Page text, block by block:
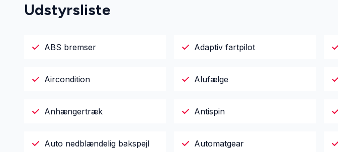
Udstyrsliste
ABS bremser Adaptiv fartpilot
Aircondition Alufælge
Anhængertræk Antispin
Auto nedblændelig bakspejl Automatgear